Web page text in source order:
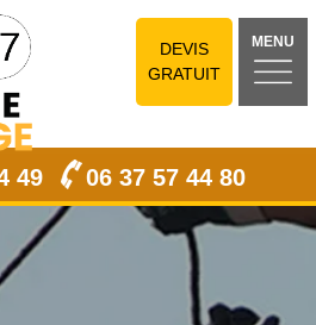
DEVIS
GRATUIT
MENU
49 06 37 57 44 80